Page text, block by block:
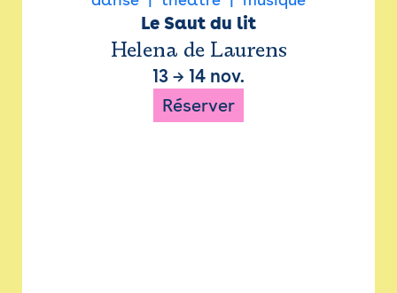
Le Saut du lit
Helena de Laurens
13 → 14 nov.
Réserver